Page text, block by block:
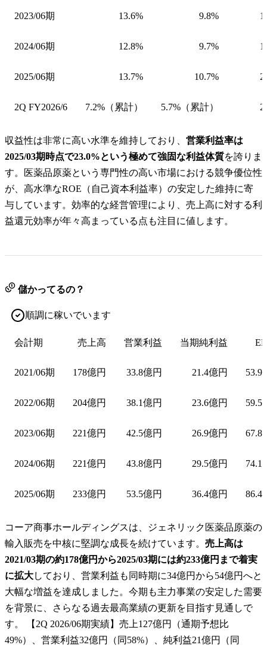
2023/06期 13.6% 9.8%
2024/06期 12.8% 9.7%
2025/06期 13.7% 10.7%
2Q FY2026/6 7.2%（累計） 5.7%（累計）
収益性は非常に高い水準を維持しており、 営業利益率は
2025/03期時点で23.0%という極めて強固な利益体質を誇りま
す。医薬品原薬という専門性の高い市場における競争優位性
が、高水準なROE（自己資本利益率）の安定した維持に寄
与しています。効率的な経営管理により、売上高に対する利
益還元効率が年々高まっている点も注目に値します。
儲かってるの？
順調に稼いでいます
会計期 売上高 営業利益 当期純利益
2021/06期 178億円 33.8億円 21.4億円 53.9
2022/06期 204億円 38.1億円 23.6億円 59.5
2023/06期 221億円 42.5億円 26.9億円 67.8
2024/06期 221億円 43.8億円 29.5億円 74.1
2025/06期 233億円 53.5億円 36.4億円 86.4
コーア商事ホールディングスは、ジェネリック医薬品原薬の
輸入販売を中核に堅調な成長を続けています。 売上高は
2021/03期の約178億円から2025/03期には約233億円まで着実
に拡大しており、営業利益も同時期に34億円から54億円へと
大幅な増益を達成しました。今期も主力事業の安定した需要
を背景に、さらなる過去最高業績の更新を目指す見通しで
す。 【2Q 2026/06期実績】売上127億円（通期予想比
49%）、営業利益32億円（同58%）、純利益21億円（同